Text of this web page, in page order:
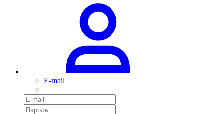
E-mail